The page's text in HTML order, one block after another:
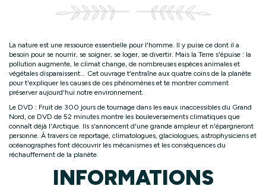
La nature est une ressource essentielle pour l'homme. Il y puise ce dont il a
besoin pour se nourrir, se soigner, se loger, se divertir. Mais la Terre s'épuise : la
pollution augmente, le climat change, de nombreuses espèces animales et
végétales disparaissent... Cet ouvrage t'entraîne aux quatre coins de la planète
pour t'expliquer les causes de ces phénomènes et te montrer comment
préserver aujourd'hui notre environnement.
Le DVD : Fruit de 300 jours de tournage dans les eaux inaccessibles du Grand
Nord, ce DVD de 52 minutes montre les bouleversements climatiques que
connaît déjà l'Arctique. Ils s'annoncent d'une grande ampleur et n'épargneront
personne. À travers ce reportage, climatologues, glaciologues, astrophysiciens et
océanographes font découvrir les mécanismes et les conséquences du
réchauffement de la planète.
INFORMATIONS